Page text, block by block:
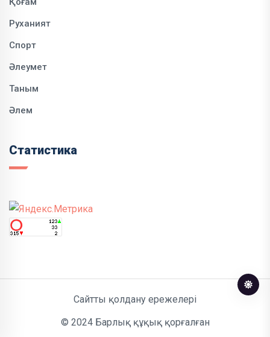
Руханият
Спорт
Әлеумет
Таным
Әлем
Статистика
Сайтты қолдану ережелері
© 2024 Барлық құқық қорғалған